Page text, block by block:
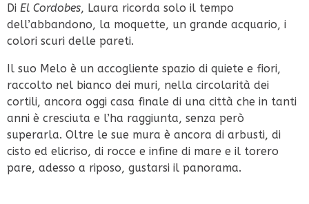
Di El Cordobes, Laura ricorda solo il tempo
dell’abbandono, la moquette, un grande acquario, i
colori scuri delle pareti.
Il suo Melo è un accogliente spazio di quiete e fiori,
raccolto nel bianco dei muri, nella circolarità dei
cortili, ancora oggi casa finale di una città che in tanti
anni è cresciuta e l’ha raggiunta, senza però
superarla. Oltre le sue mura è ancora di arbusti, di
cisto ed elicriso, di rocce e infine di mare e il torero
pare, adesso a riposo, gustarsi il panorama.